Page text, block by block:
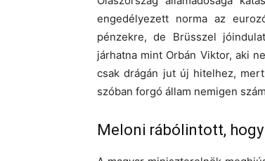
engedélyezett norma az
pénzekre, de Brüsszel
járhatna mint Orbán Viktor, aki
csak drágán jut új hitelhez,
szóban forgó állam nemigen
Meloni rábólintott,